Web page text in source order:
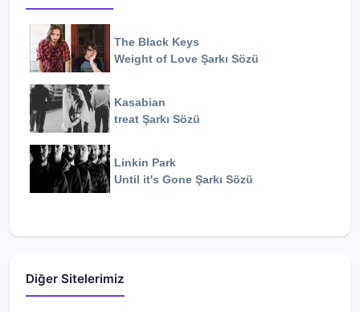
The Black Keys
Weight of Love Şarkı Sözü
Kasabian
treat Şarkı Sözü
Linkin Park
Until it's Gone Şarkı Sözü
Diğer Sitelerimiz